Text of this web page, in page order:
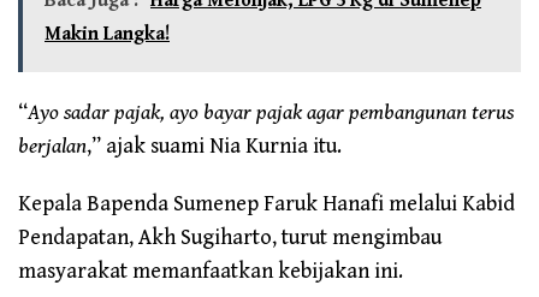
Makin Langka!
“Ayo sadar pajak, ayo bayar pajak agar pembangunan terus
berjalan,” ajak suami Nia Kurnia itu.
Kepala Bapenda Sumenep Faruk Hanafi melalui Kabid
Pendapatan, Akh Sugiharto, turut mengimbau
masyarakat memanfaatkan kebijakan ini.